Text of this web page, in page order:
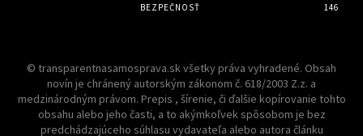
BEZPEČNOSŤ
146
© transparentnasamosprava.sk všetky práva vyhradené. Obsah
novín je chránený autorským zákonom č. 618/2003 Z.z. a
medzinárodným právom. Prepis , šírenie, či ďalšie kopírovanie tohto
obsahu alebo jeho časti, a to akýmkoľvek spôsobom je bez
predchádzajúceho súhlasu vydavateľa alebo autora článku